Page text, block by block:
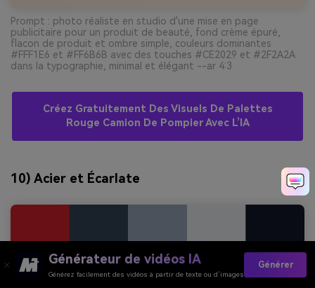
Prompt : photo réaliste en studio d'une mise en page
publicitaire pour un produit de beauté, fond crème épuré,
flacon de produit et ombre simple, couleurs dominantes
#FFF1E6 et #FF6B6B avec des touches #CE2029 et #2F2A2A
dans la typographie, minimal et élégant --ar 4:3
Créez Gratuitement Des Visuels De Palettes
Rouge Camion De Pompier Avec L’IA
10) Acier et Écarlate
Générateur de vidéos IA
Générez facilement des vidéos à partir de texte ou d’images
Générer